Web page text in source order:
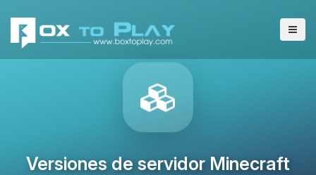
Versiones de servidor Minecraft